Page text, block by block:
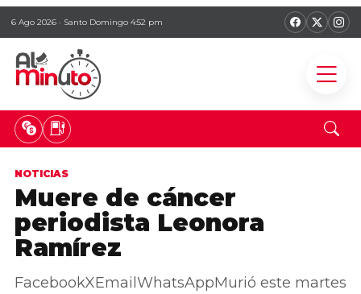
6 Ago 2026 · Santo Domingo 4:52 pm
NOTICIAS
Muere de cáncer
periodista Leonora
Ramírez
FacebookXEmailWhatsAppMurió este martes